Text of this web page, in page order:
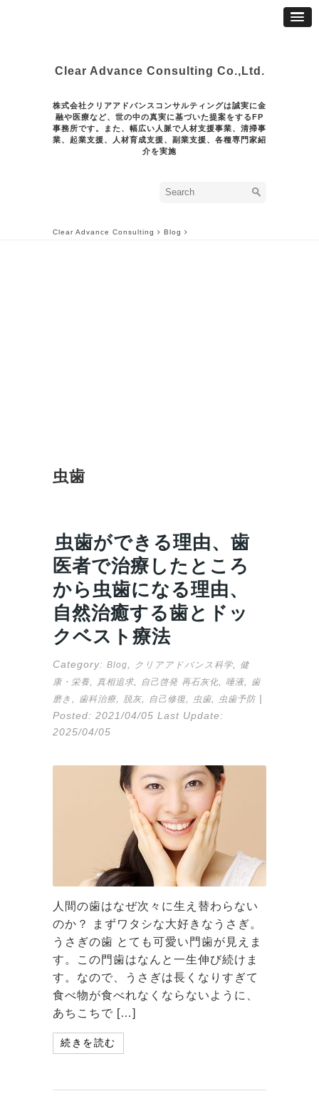
Clear Advance Consulting Co.,Ltd.
株式会社クリアアドバンスコンサルティングは誠実に金
融や医療など、世の中の真実に基づいた提案をするFP
事務所です。また、幅広い人脈で人材支援事業、清掃事
業、起業支援、人材育成支援、副業支援、各種専門家紹
介を実施
Clear Advance Consulting Blog
虫歯
虫歯ができる理由、歯
医者で治療したところ
から虫歯になる理由、
自然治癒する歯とドッ
クベスト療法
Category: Blog クリアアドバンス科学
健
康・栄養
真相追求, 自己啓発 再石灰化 唾液,
歯
磨き
歯科治療, 脱灰, 自己修復 虫歯 虫歯予防|
Posted: 2021/04/05 Last Update:
2025/04/05
人間の歯はなぜ次々に生え替わらない
のか？ まずワタシな大好きなうさぎ。
うさぎの歯 とても可愛い門歯が見えま
す。この門歯はなんと一生伸び続けま
す。なので、うさぎは長くなりすぎて
食べ物が食べれなくならないように、
あちこちで […]
続きを読む